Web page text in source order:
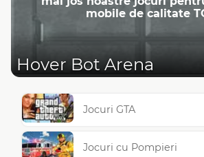
mobile de calitate
Hover Bot Arena
Jocuri GTA
Jocuri cu Pompieri